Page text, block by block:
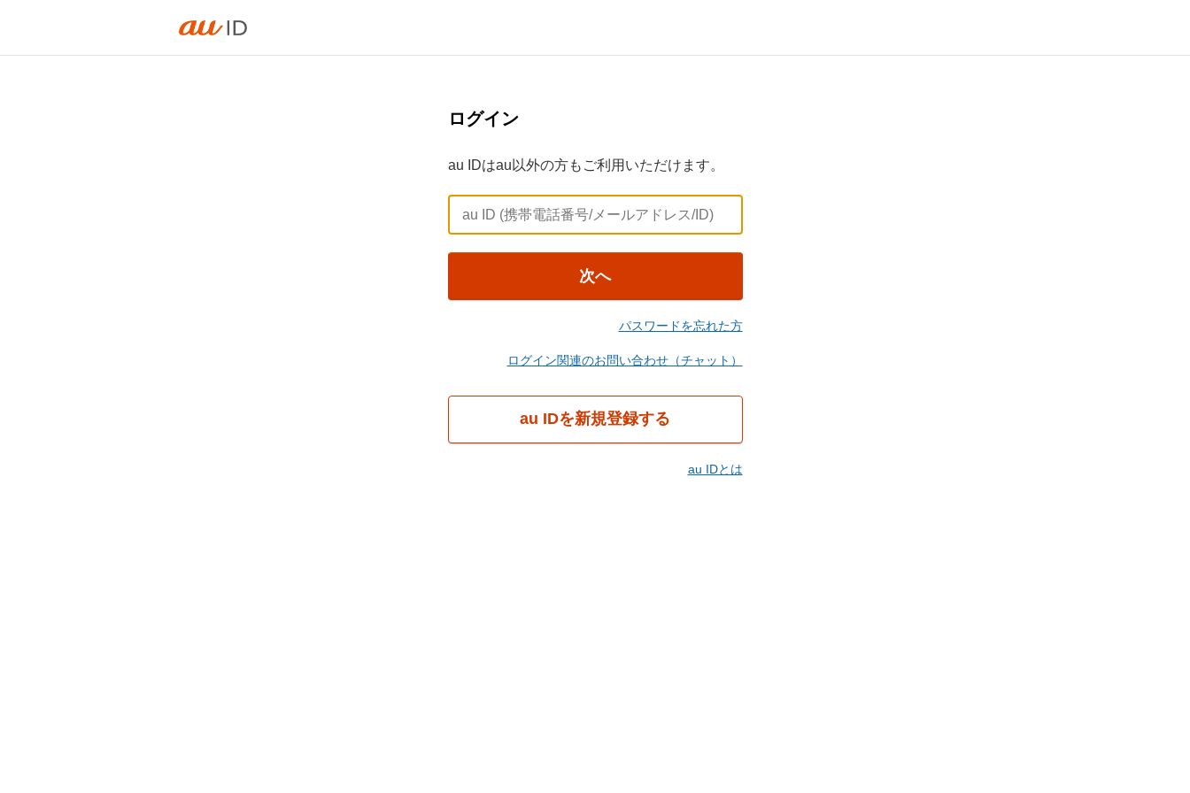
ログイン
au IDはau以外の方もご利用いただけます。
次へ
パスワードを忘れた方
ログイン関連のお問い合わせ（チャット）
au IDを新規登録する
au IDとは